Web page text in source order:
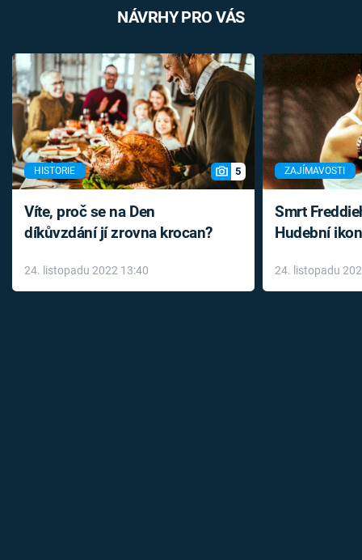
NÁVRHY PRO VÁS
HISTORIE 5
Víte, proč se na Den
díkůvzdání jí zrovna krocan?
24. listopadu 2022 13:40
ZAJÍMAVOSTI
Smrt
Hudební
léky
24. listopadu